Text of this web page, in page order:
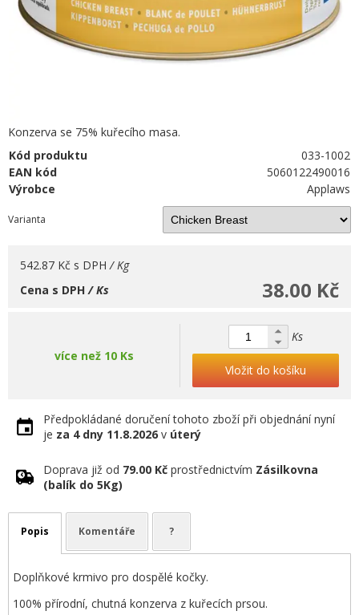
Konzerva se 75% kuřecího masa.
Kód produktu
033-1002
EAN kód
5060122490016
Výrobce
Applaws
Varianta
542.87 Kč s DPH / Kg
38.00 Kč
Cena s DPH/ Ks
více než 10 Ks
Ks
Vložit do košíku
Předpokládané doručení tohoto zboží při objednání nyní
je za 4 dny 11.8.2026 v úterý
Doprava již od 79.00 Kč prostřednictvím Zásilkovna
(balík do 5Kg)
Popis Komentáře ?
Doplňkové krmivo pro dospělé kočky.
100% přírodní, chutná konzerva z kuřecích prsou.